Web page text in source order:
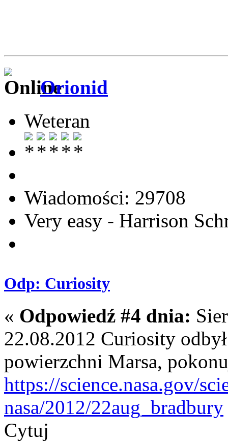
Orionid
Weteran
Wiadomości: 29708
Very easy - Harrison
Odp: Curiosity
« Odpowiedź #4 dnia:
22.08.2012 Curiosity
powierzchni Marsa,
https://science.nasa.gov/
nasa/2012/22aug_bradbury
Cytuj